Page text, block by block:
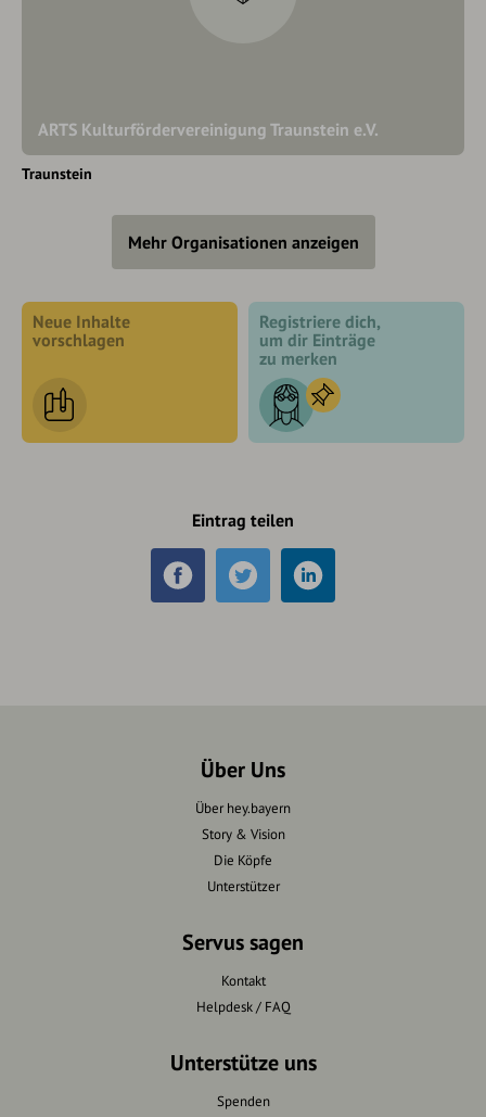
ARTS Kulturfördervereinigung Traunstein e.V.
Traunstein
Mehr Organisationen anzeigen
Neue Inhalte
vorschlagen
Registriere dich,
um dir Einträge
zu merken
Eintrag teilen
Über Uns
Über hey.bayern
Story & Vision
Die Köpfe
Unterstützer
Servus sagen
Kontakt
Helpdesk / FAQ
Unterstütze uns
Spenden